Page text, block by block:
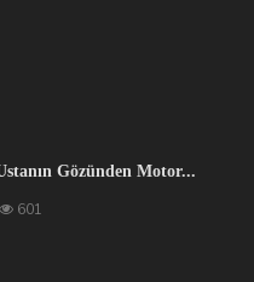
Gözünden Motor...
“Önce Şunu K...